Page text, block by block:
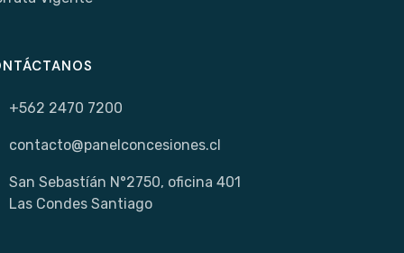
+562 2470 7200
contacto@panelconcesiones.cl
San Sebastíán N°2750, oficina 401
Las Condes Santiago